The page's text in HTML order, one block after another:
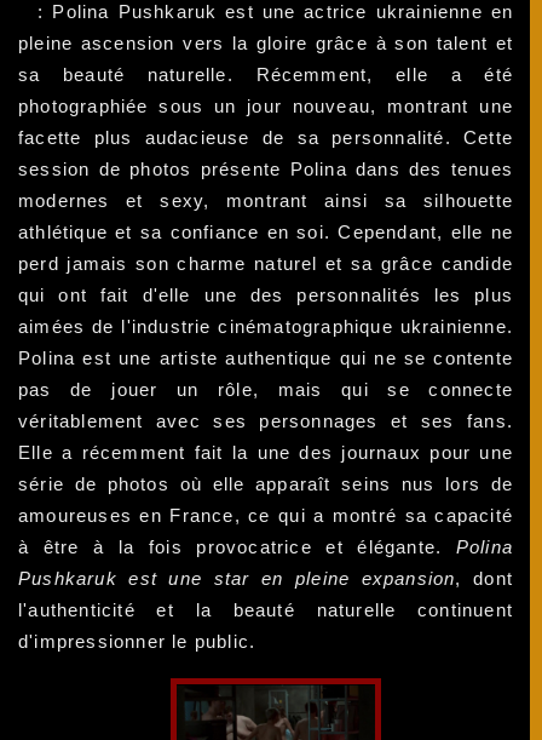
: Polina Pushkaruk est une actrice ukrainienne en
pleine ascension vers la gloire grâce à son talent et
sa beauté naturelle. Récemment, elle a été
photographiée sous un jour nouveau, montrant une
facette plus audacieuse de sa personnalité. Cette
session de photos présente Polina dans des tenues
modernes et sexy, montrant ainsi sa silhouette
athlétique et sa confiance en soi. Cependant, elle ne
perd jamais son charme naturel et sa grâce candide
qui ont fait d'elle une des personnalités les plus
aimées de l'industrie cinématographique ukrainienne.
Polina est une artiste authentique qui ne se contente
pas de jouer un rôle, mais qui se connecte
véritablement avec ses personnages et ses fans.
Elle a récemment fait la une des journaux pour une
série de photos où elle apparaît seins nus lors de
amoureuses en France, ce qui a montré sa capacité
à être à la fois provocatrice et élégante. Polina
Pushkaruk est une star en pleine expansion, dont
l'authenticité et la beauté naturelle continuent
d'impressionner le public.